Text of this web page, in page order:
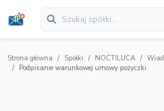
Strona główna Spółki NOCTILUCA
Podpisanie warunkowej umowy pożyczki